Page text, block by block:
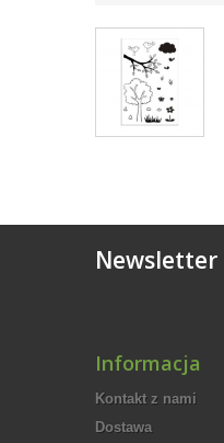
Newsletter
Informacja
Kontakt z nami
Dostawa